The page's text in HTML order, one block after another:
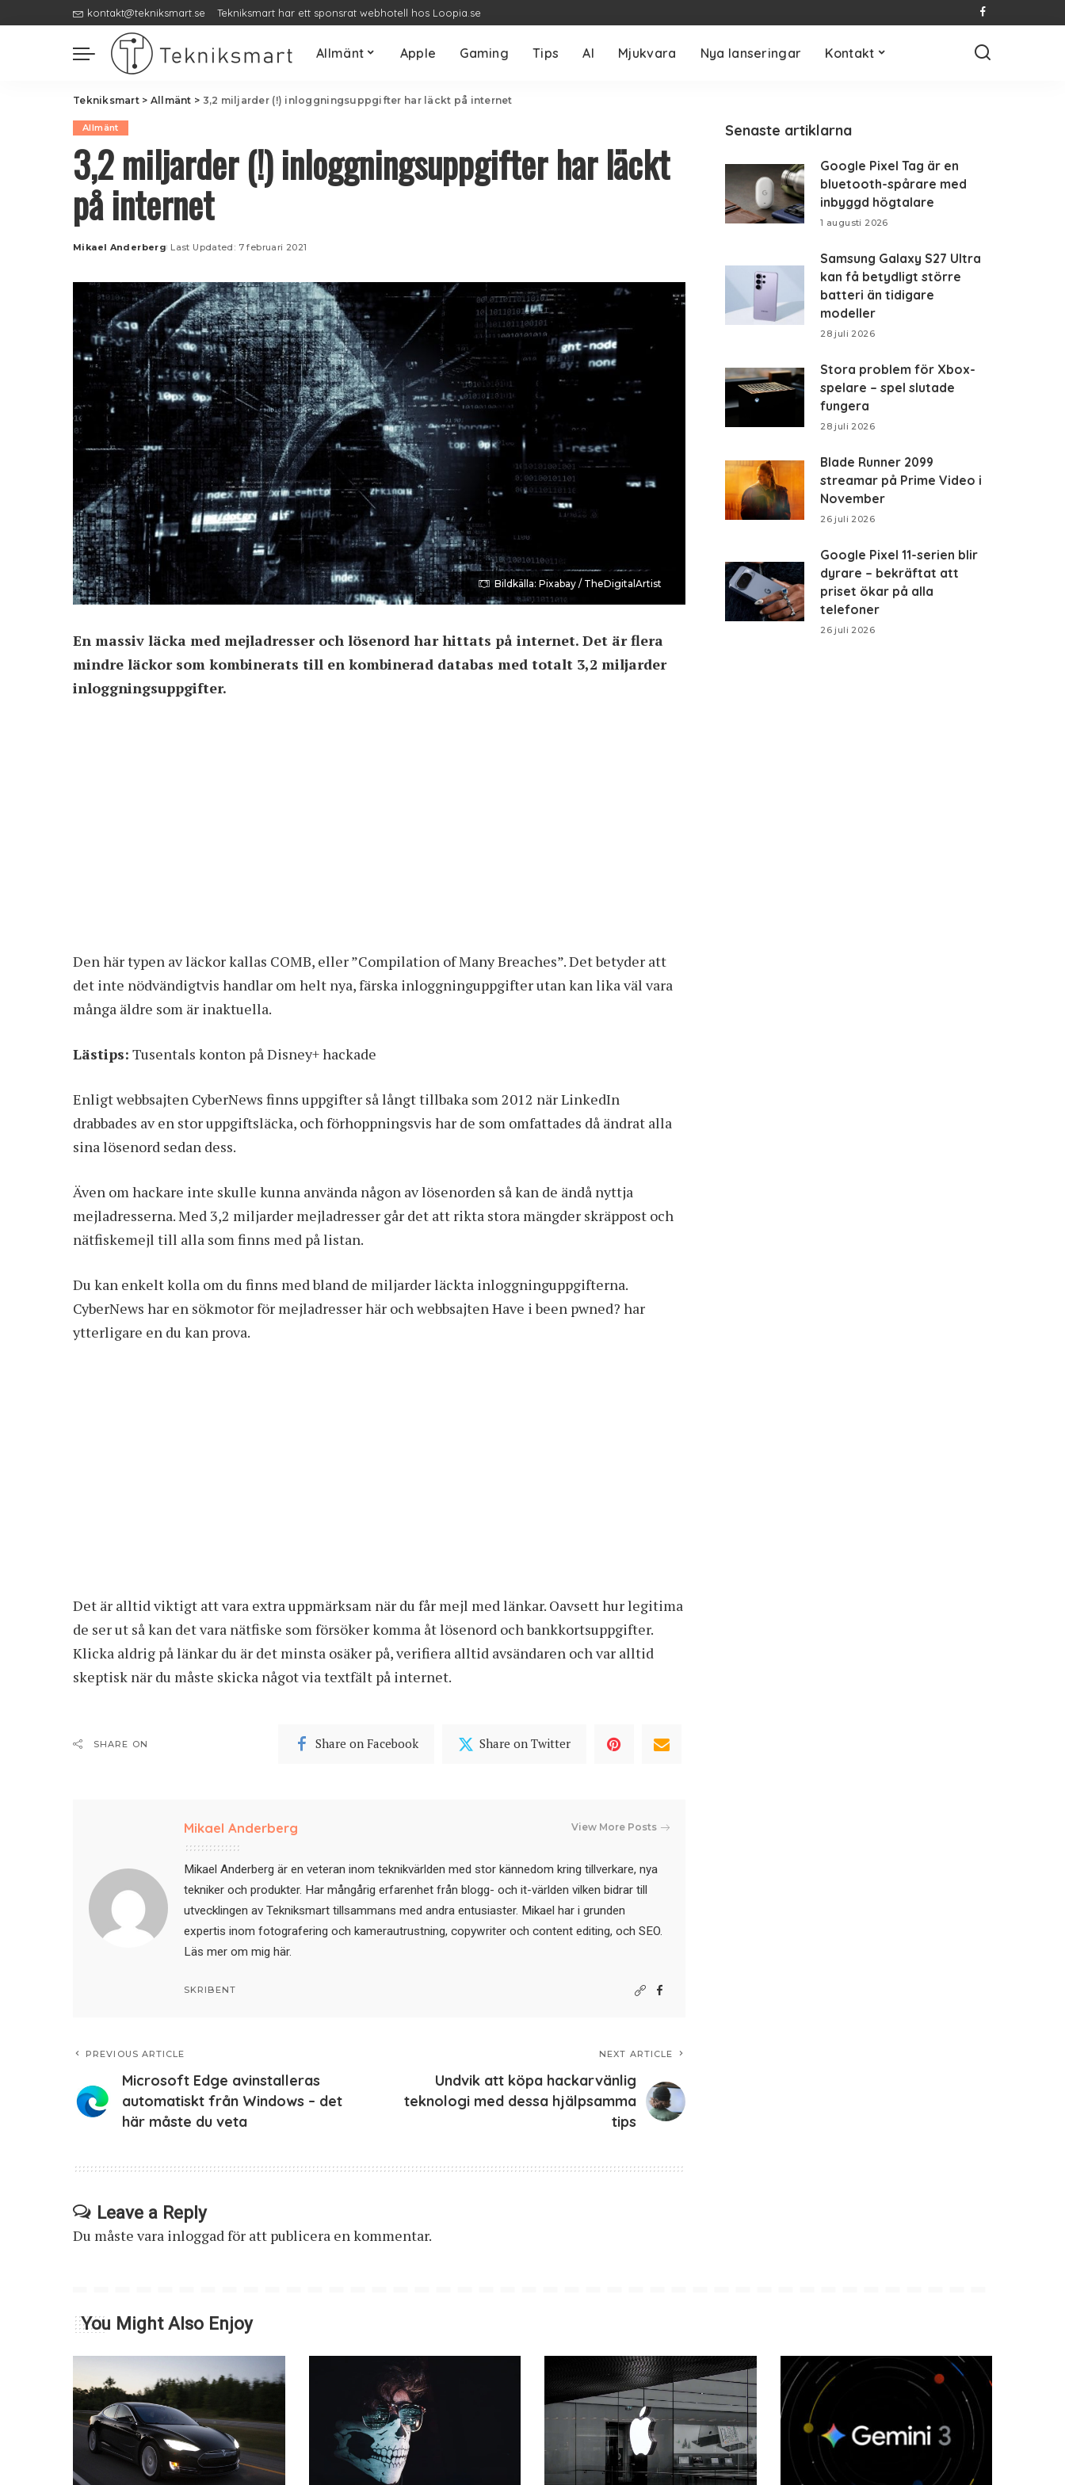
kontakt@tekniksmart.se Tekniksmart har ett sponsrat webhotell hos Loopia.se
Allmänt Apple Gaming Tips AI Mjukvara Nya lanseringar Kontakt
Tekniksmart> Allmänt > 3,2 miljarder (!) inloggningsuppgifter har läckt på internet
Allmänt
3,2 miljarder (!) inloggningsuppgifter har läckt
på internet
Posted
Mikael Anderberg Last Updated: 7 februari 2021
Bildkälla: Pixabay / TheDigitalArtist
En massiv läcka med mejladresser och lösenord har hittats på internet. Det är flera
mindre läckor som kombinerats till en kombinerad databas med totalt 3,2 miljarder
inloggningsuppgifter.
Den här typen av läckor kallas COMB, eller ”Compilation of Many Breaches”. Det betyder att
det inte nödvändigtvis handlar om helt nya, färska inloggninguppgifter utan kan lika väl vara
många äldre som är inaktuella.
Lästips: Tusentals konton på Disney+ hackade
Enligt webbsajten CyberNews finns uppgifter så långt tillbaka som 2012 när LinkedIn
drabbades av en stor uppgiftsläcka, och förhoppningsvis har de som omfattades då ändrat alla
sina lösenord sedan dess.
Även om hackare inte skulle kunna använda någon av lösenorden så kan de ändå nyttja
mejladresserna. Med 3,2 miljarder mejladresser går det att rikta stora mängder skräppost och
nätfiskemejl till alla som finns med på listan.
Du kan enkelt kolla om du finns med bland de miljarder läckta inloggninguppgifterna.
CyberNews har en sökmotor för mejladresserhär och webbsajtenHave i been pwned? har
ytterligare en du kan prova.
Det är alltid viktigt att vara extra uppmärksam när du får mejl med länkar. Oavsett hur legitima
de ser ut så kan det vara nätfiske som försöker komma åt lösenord och bankkortsuppgifter.
Klicka aldrig på länkar du är det minsta osäker på, verifiera alltid avsändaren och var alltid
skeptisk när du måste skicka något via textfält på internet.
SHARE ON Share on Facebook Share on Twitter
Mikael Anderberg View More Posts
Mikael Anderberg är en veteran inom teknikvärlden med stor kännedom kring tillverkare, nya
tekniker och produkter. Har mångårig erfarenhet från blogg- och it-världen vilken bidrar till
utvecklingen av Tekniksmart tillsammans med andra entusiaster. Mikael har i grunden
expertis inom fotografering och kamerautrustning, copywriter och content editing, och SEO.
Läs mer om mig här.
SKRIBENT
PREVIOUS ARTICLE
Microsoft Edge avinstalleras
automatiskt från Windows – det
här måste du veta
NEXT ARTICLE
Undvik att köpa hackarvänlig
teknologi med dessa hjälpsamma
tips
Leave a Reply
Du måste vara inloggadför att publicera en kommentar.
Senaste artiklarna
Google Pixel Tag är en
bluetooth-spårare med
inbyggd högtalare
1 augusti 2026
Samsung Galaxy S27 Ultra
kan få betydligt större
batteri än tidigare
modeller
28 juli 2026
Stora problem för Xbox-
spelare – spel slutade
fungera
28 juli 2026
Blade Runner 2099
streamar på Prime Video i
November
26 juli 2026
Google Pixel 11-serien blir
dyrare – bekräftat att
priset ökar på alla
telefoner
26 juli 2026
You Might Also Enjoy